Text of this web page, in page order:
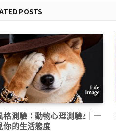
POSTS
格測驗：動物心理測驗2｜一
你的生活態度